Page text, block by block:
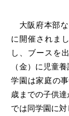
大阪府本部
に開催されま
し、ブースを
（金）に児童
学園は家庭の
歳までの子供
では同学園に